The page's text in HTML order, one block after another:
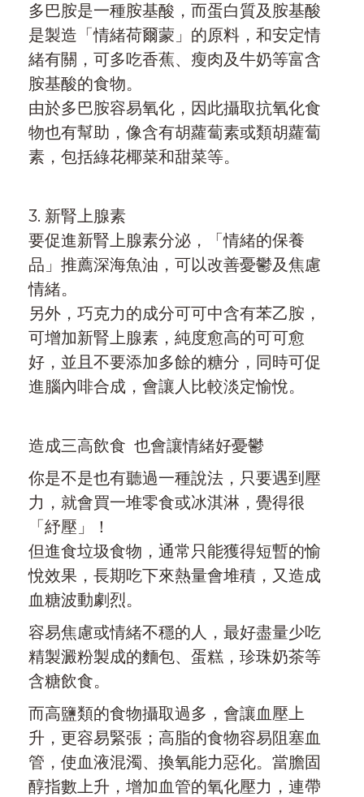
多巴胺是一種胺基酸，而蛋白質及胺基酸
是製造「情緒荷爾蒙」的原料，和安定情
緒有關，可多吃香蕉、瘦肉及牛奶等富含
胺基酸的食物。
由於多巴胺容易氧化，因此攝取抗氧化食
物也有幫助，像含有胡蘿蔔素或類胡蘿蔔
素，包括綠花椰菜和甜菜等。
3. 新腎上腺素
要促進新腎上腺素分泌，「情緒的保養
品」推薦深海魚油，可以改善憂鬱及焦慮
情緒。
另外，巧克力的成分可可中含有苯乙胺，
可增加新腎上腺素，純度愈高的可可愈
好，並且不要添加多餘的糖分，同時可促
進腦內啡合成，會讓人比較淡定愉悅。
造成三高飲食 也會讓情緒好憂鬱
你是不是也有聽過一種說法，只要遇到壓
力，就會買一堆零食或冰淇淋，覺得很
「紓壓」！
但進食垃圾食物，通常只能獲得短暫的愉
悅效果，長期吃下來熱量會堆積，又造成
血糖波動劇烈。
容易焦慮或情緒不穩的人，最好盡量少吃
精製澱粉製成的麵包、蛋糕，珍珠奶茶等
含糖飲食。
而高鹽類的食物攝取過多，會讓血壓上
升，更容易緊張；高脂的食物容易阻塞血
管，使血液混濁、換氧能力惡化。當膽固
醇指數上升，增加血管的氧化壓力，連帶